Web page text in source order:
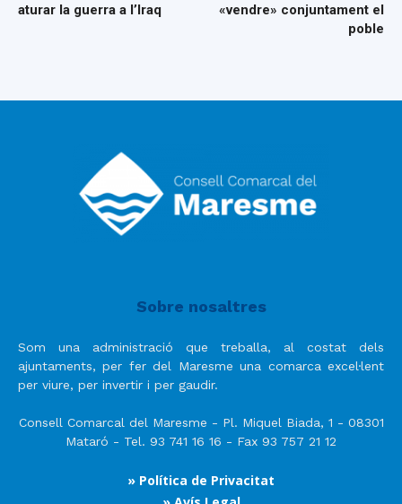
aturar la guerra a l’Iraq
«vendre» conjuntament el
poble
Sobre nosaltres
Som una administració que treballa, al costat dels
ajuntaments, per fer del Maresme una comarca excel·lent
per viure, per invertir i per gaudir.
Consell Comarcal del Maresme - Pl. Miquel Biada, 1 - 08301
Mataró - Tel. 93 741 16 16 - Fax 93 757 21 12
» Política de Privacitat